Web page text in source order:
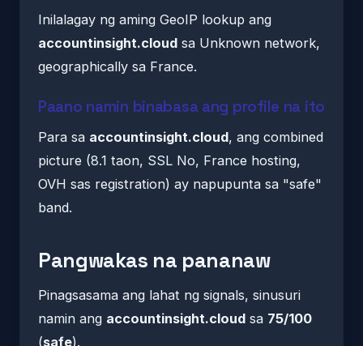
Inilalagay ng aming GeoIP lookup ang
accountinsight.cloud sa Unknown network,
geographically sa France.
Paano namin binabasa ang profile na ito
Para sa accountinsight.cloud, ang combined
picture (8.1 taon, SSL No, France hosting,
OVH sas registration) ay napupunta sa "safe"
band.
Pangwakas na pananaw
Pinagsasama ang lahat ng signals, sinusuri
namin ang accountinsight.cloud sa 75/100
(safe).